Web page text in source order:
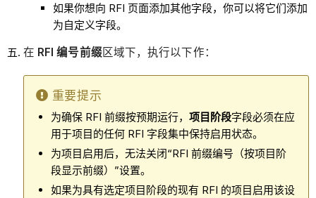
如果你想向 RFI 页面添加其他字段，你可以将它们添加
为自定义字段。
在 RFI 编号前缀 区域下，执行以下作：
重要提示
为确保 RFI 前缀按预期运行， 项目阶段字段必须在应
用于项目的任何 RFI 字段集中保持启用状态。
为项目启用后，无法关闭“RFI 前缀编号（按项目阶
段显示前缀）”设置。
如果为具有选定项目阶段的现有 RFI 的项目启用该设